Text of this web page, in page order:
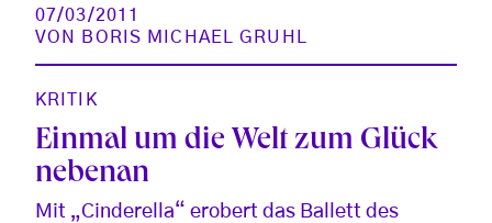
07/03/2011
VON
BORIS MICHAEL GRUHL
KRITIK
Einmal um die Welt zum Glück
nebenan
Mit „Cinderella“ erobert das Ballett des